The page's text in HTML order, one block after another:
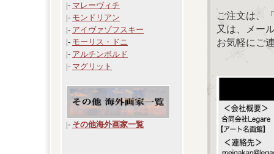
|- マレーヴィチ
|- モンドリアン
|- アイヴァゾフスキー
|- モーリス・ドニ
|- アルチンボルド
|- マグリット
|- その他海外画家一覧
ご注文は、
又は、メー
お気軽にご